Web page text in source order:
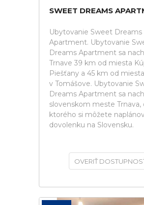
SWEET DREAMS
Ubytovanie Sweet Dreams
Apartment. Ubytovanie
Dreams Apartment sa
Trnave 39 km od miesta
Piešťany a 45 km od
v Tomášove. Ubytovanie
Dreams Apartment sa
slovenskom meste Trnava,
ktorého si môžete
dovolenku na Slovensku.
OVERIŤ